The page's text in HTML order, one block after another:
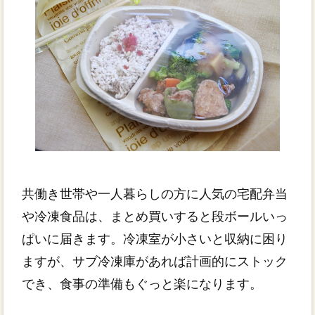
共働き世帯や一人暮らしの方に人気の宅配弁当
や冷凍食品は、まとめ買いすると段ボールいっ
ぱいに届きます。冷凍室が小さいと収納に困り
ますが、サブ冷凍庫があれば計画的にストック
でき、食事の準備もぐっと楽になります。